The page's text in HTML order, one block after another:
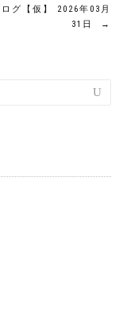
グ【仮】 2026年03月
31日
→